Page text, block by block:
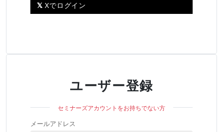
Xでログイン
ユーザー登録
セミナーズアカウントをお持ちでない方
メールアドレス